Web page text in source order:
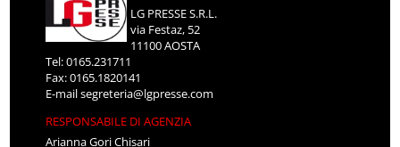
LG PRESSE S.R.L.
via Festaz, 52
11100 AOSTA
Tel: 0165.231711
Fax: 0165.1820141
E-mailsegreteria@lgpresse.com
RESPONSABILE DI AGENZIA
Arianna Gori Chisari